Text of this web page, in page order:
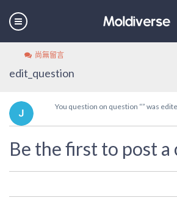
尚無留言
edit_question
You question on question “” was
Be the first to post a